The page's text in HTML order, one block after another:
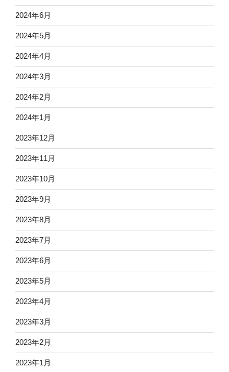
2024年6月
2024年5月
2024年4月
2024年3月
2024年2月
2024年1月
2023年12月
2023年11月
2023年10月
2023年9月
2023年8月
2023年7月
2023年6月
2023年5月
2023年4月
2023年3月
2023年2月
2023年1月